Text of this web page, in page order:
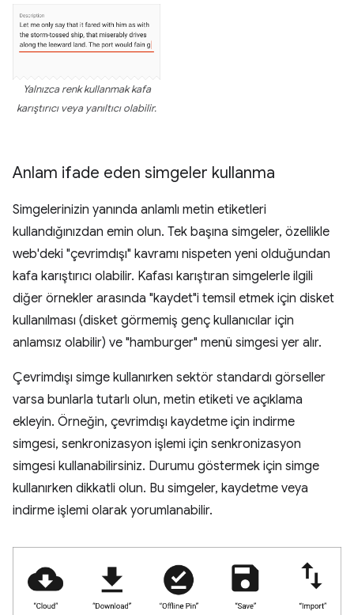
Yalnızca renk kullanmak kafa
karıştırıcı veya yanıltıcı olabilir.
Anlam ifade eden simgeler kullanma
Simgelerinizin yanında anlamlı metin etiketleri
kullandığınızdan emin olun. Tek başına simgeler, özellikle
web'deki "çevrimdışı" kavramı nispeten yeni olduğundan
kafa karıştırıcı olabilir. Kafası karıştıran simgelerle ilgili
diğer örnekler arasında "kaydet"i temsil etmek için disket
kullanılması (disket görmemiş genç kullanıcılar için
anlamsız olabilir) ve "hamburger" menü simgesi yer alır.
Çevrimdışı simge kullanırken sektör standardı görseller
varsa bunlarla tutarlı olun, metin etiketi ve açıklama
ekleyin. Örneğin, çevrimdışı kaydetme için indirme
simgesi, senkronizasyon işlemi için senkronizasyon
simgesi kullanabilirsiniz. Durumu göstermek için simge
kullanırken dikkatli olun. Bu simgeler, kaydetme veya
indirme işlemi olarak yorumlanabilir.